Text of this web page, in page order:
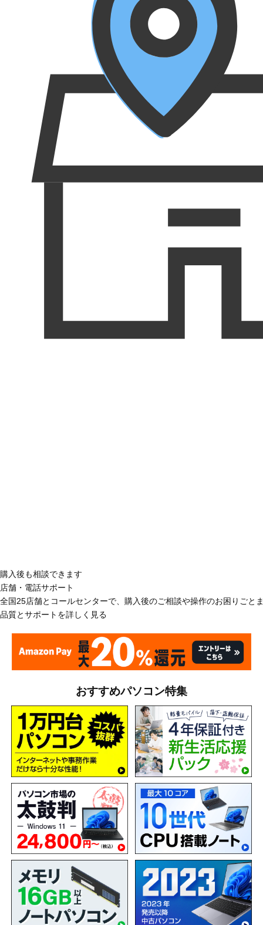
購入後も相談できます
店舗・電話サポート
全国25店舗とコールセンターで、購入後のご相談や操作のお困りごと
品質とサポートを詳しく見る
おすすめパソコン特集